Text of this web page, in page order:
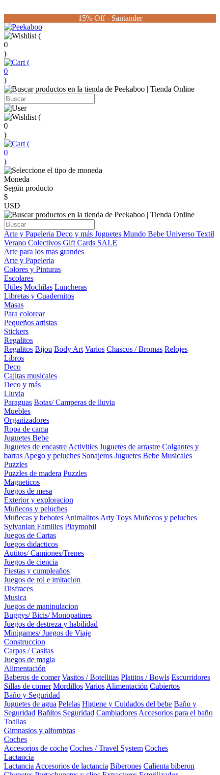
15% Off - Santander
(
0
)
(
0
)
(
0
)
(
0
)
Moneda
Según producto
$
USD
Arte y Papeleria Deco y más Juguetes Mundo Bebe Universo Textil
Verano Colectivos Gift Cards SALE
Arte para los mas grandes
Arte y Papeleria
Colores y Pinturas
Escolares
Utiles Mochilas Luncheras
Libretas y Cuadernitos
Masas
Para colorear
Pequeños artistas
Stickers
Regalitos
Regalitos Bijou Body Art Varios Chascos / Bromas Relojes
Libros
Deco
Cajitas musicales
Deco y más
Lluvia
Paraguas Botas/ Camperas de lluvia
Muebles
Organizadores
Ropa de cama
Juguetes Bebe
Juguetes de encastre Activities Juguetes de arrastre Colgantes y
barras Apego y peluches Sonajeros Juguetes Bebe Musicales
Puzzles
Puzzles de madera Puzzles
Magneticos
Juegos de mesa
Exterior y exploracion
Muñecos y peluches
Muñecas y bebotes Animalitos Arty Toys Muñecos y peluches
Sylvanian Families Playmobil
Juegos de Cartas
Juegos didacticos
Autitos/ Camiones/Trenes
Juegos de ciencia
Fiestas y cumpleaños
Juegos de rol e imitacion
Disfraces
Musica
Juegos de manipulacion
Buggys/ Bicis/ Monopatines
Juegos de destreza y habilidad
Minigames/ Juegos de Viaje
Construccion
Carpas / Casitas
Juegos de magia
Alimentación
Baberos de comer Vasitos / Botellitas Platitos / Bowls Escurridores
Sillas de comer Mordillos Varios Alimentación Cubiertos
Baño y Seguridad
Juguetes de agua Pelelas Higiene y Cuidados del bebe Baño y
Seguridad Bañitos Seguridad Cambiadores Accesorios para el baño
Toallas
Gimnasios y alfombras
Coches
Accesorios de coche Coches / Travel System Coches
Lactancia
Lactancia Accesorios de lactancia Biberones Calienta biberon